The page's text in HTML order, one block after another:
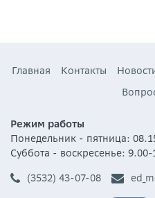
Главная Контакты
Режим работы
Понедельник - пятница:
Суббота - воскресенье: 9.00-
(3532) 43-07-08